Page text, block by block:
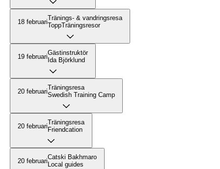
18 februariTränings- & vandringsresa
ToppTräningsresor
19 februariGästinstruktör
Ida Björklund
20 februariTräningsresa
Swedish Training Camp
20 februariTräningsresa
Friendcation
20 februariCatski Bakhmaro
Local guides